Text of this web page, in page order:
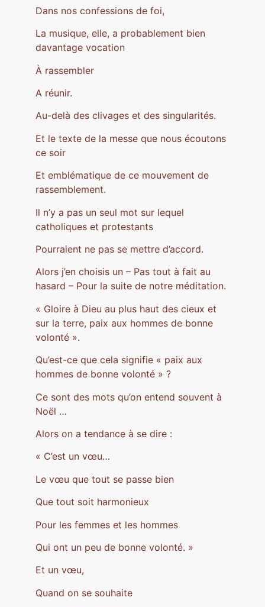
Dans nos confessions de foi,
La musique, elle, a probablement bien
davantage vocation
À rassembler
A réunir.
Au-delà des clivages et des singularités.
Et le texte de la messe que nous écoutons
ce soir
Et emblématique de ce mouvement de
rassemblement.
Il n’y a pas un seul mot sur lequel
catholiques et protestants
Pourraient ne pas se mettre d’accord.
Alors j’en choisis un – Pas tout à fait au
hasard – Pour la suite de notre méditation.
« Gloire à Dieu au plus haut des cieux et
sur la terre, paix aux hommes de bonne
volonté ».
Qu’est-ce que cela signifie « paix aux
hommes de bonne volonté » ?
Ce sont des mots qu’on entend souvent à
Noël …
Alors on a tendance à se dire :
« C’est un vœu…
Le vœu que tout se passe bien
Que tout soit harmonieux
Pour les femmes et les hommes
Qui ont un peu de bonne volonté. »
Et un vœu,
Quand on se souhaite